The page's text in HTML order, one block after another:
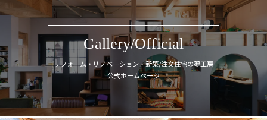
Gallery/Official
リフォーム・リノベーション・新築/注文住宅の夢工房
公式ホームページ